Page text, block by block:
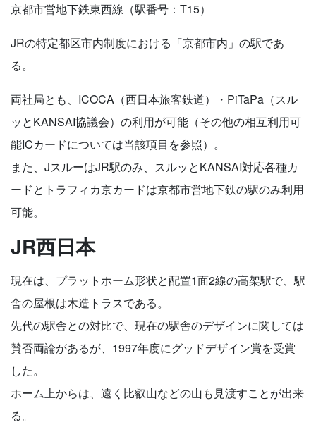
京都市営地下鉄東西線（駅番号：T15）
JRの特定都区市内制度における「京都市内」の駅であ
る。
両社局とも、ICOCA（西日本旅客鉄道）・PiTaPa（スル
ッとKANSAI協議会）の利用が可能（その他の相互利用可
能ICカードについては当該項目を参照）。
また、JスルーはJR駅のみ、スルッとKANSAI対応各種カ
ードとトラフィカ京カードは京都市営地下鉄の駅のみ利用
可能。
JR西日本
現在は、プラットホーム形状と配置1面2線の高架駅で、駅
舎の屋根は木造トラスである。
先代の駅舎との対比で、現在の駅舎のデザインに関しては
賛否両論があるが、1997年度にグッドデザイン賞を受賞
した。
ホーム上からは、遠く比叡山などの山も見渡すことが出来
る。